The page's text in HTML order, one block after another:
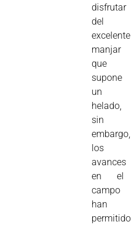
disfrutar
del
excelente
manjar
que
supone
un
helado,
sin
embargo,
los
avances
en el
campo
han
permitido